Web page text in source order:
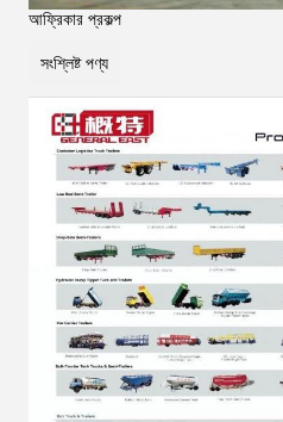
আফ্রিকার প্রকল্প
সংশ্লিষ্ট পণ্য